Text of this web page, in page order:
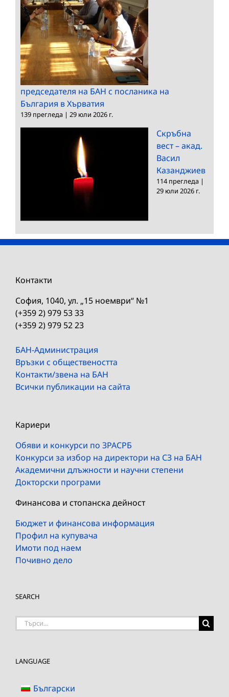
председателя на БАН с посланика на
България в Хърватия
139 прегледа | 29 юли 2026 г.
Скръбна
вест – акад.
Васил
Казанджиев
114 прегледа |
29 юли 2026 г.
Контакти
София, 1040, ул. „15 ноември“ №1
(+359 2) 979 53 33
(+359 2) 979 52 23
БАН-Администрация
Връзки с обществеността
Контакти/звена на БАН
Всички публикации на сайта
Кариери
Обяви и конкурси по ЗРАСРБ
Конкурси за избор на директори на СЗ на БАН
Академични длъжности и научни степени
Докторски програми
Финансова и стопанска дейност
Бюджет и финансова информация
Профил на купувача
Имоти под наем
Почивно дело
SEARCH
Търсене
LANGUAGE
Български